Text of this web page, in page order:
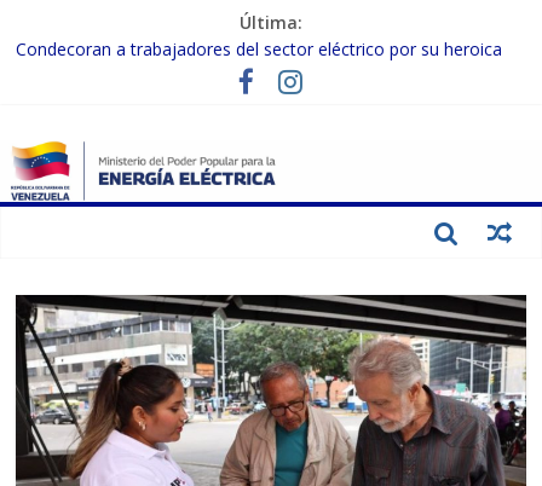
Última:
Condecoran a trabajadores del sector eléctrico por su heroica
labor tras el doble sismo del 24-J
Gobierno Nacional coordina acciones con el sector privado para
Inspeccionan trabajos de rehabilitación en instalaciones del SEN
en Carabobo
Gobierno Nacional activa plan preventivo para fortalecer el SEN